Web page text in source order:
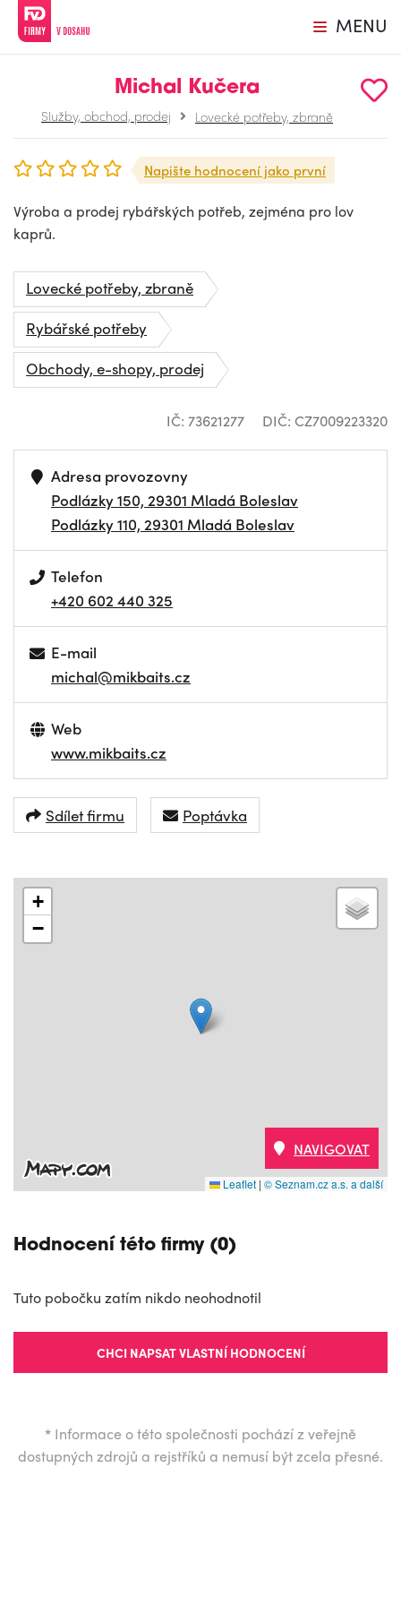
MENU
Michal Kučera
Služby, obchod, prodej Lovecké potřeby, zbraně
Napište hodnocení jako první
Výroba a prodej rybářských potřeb, zejména pro lov
kaprů.
Lovecké potřeby, zbraně
Rybářské potřeby
Obchody, e-shopy, prodej
IČ: 73621277 DIČ: CZ7009223320
Adresa provozovny
Podlázky 150, 29301 Mladá Boleslav
Podlázky 110, 29301 Mladá Boleslav
Telefon
+420 602 440 325
E-mail
michal@mikbaits.cz
Web
www.mikbaits.cz
Sdílet firmu Poptávka
+
−
Leaflet | © Seznam.cz a.s. a další
NAVIGOVAT
Hodnocení této firmy (0)
Tuto pobočku zatím nikdo neohodnotil
CHCI NAPSAT VLASTNÍ HODNOCENÍ
* Informace o této společnosti pochází z veřejně
dostupných zdrojů a rejstříků a nemusí být zcela přesné.